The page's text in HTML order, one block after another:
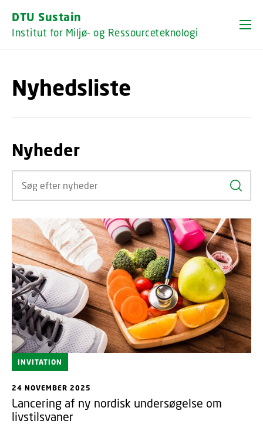
DTU Sustain
Institut for Miljø- og Ressourceteknologi
Nyhedsliste
Nyheder
Søg
INVITATION
24 NOVEMBER 2025
Lancering af ny nordisk undersøgelse om
livstilsvaner